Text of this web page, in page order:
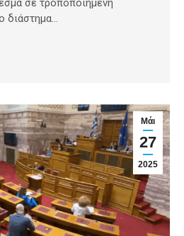
σε τροποποιημένη
διάστημα…
Μάι
27
2025